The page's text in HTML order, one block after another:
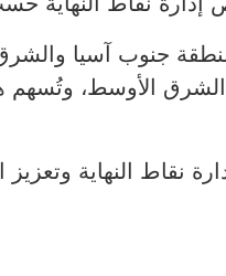
جنوب آسيا
الأوسط، وتُسهم
نقاط النهاية